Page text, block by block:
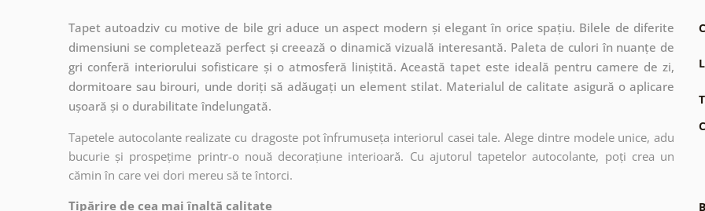
Tapet autoadziv cu motive de bile gri aduce un aspect modern și elegant în orice spațiu. Bilele de diferite
dimensiuni se completează perfect și creează o dinamică vizuală interesantă. Paleta de culori în nuanțe de
gri conferă interiorului sofisticare și o atmosferă liniștită. Această tapet este ideală pentru camere de zi,
dormitoare sau birouri, unde doriți să adăugați un element stilat. Materialul de calitate asigură o aplicare
ușoară și o durabilitate îndelungată.
Tapetele autocolante realizate cu dragoste pot înfrumuseța interiorul casei tale. Alege dintre modele unice, adu
bucurie și prospețime printr-o nouă decorațiune interioară. Cu ajutorul tapetelor autocolante, poți crea un
cămin în care vei dori mereu să te întorci.
Tipărire de cea mai înaltă calitate